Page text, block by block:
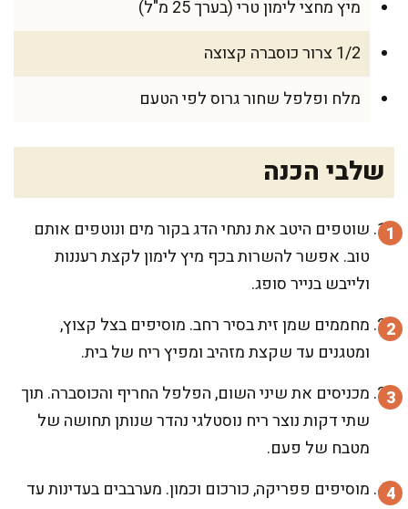
מיץ מחצי לימון טרי (בערך 25 מ"ל)
1/2 צרור כוסברה קצוצה
מלח ופלפל שחור גרוס לפי הטעם
שלבי הכנה
שוטפים היטב את נתחי הדג בקור מים ונוטפים אותם
טוב. אפשר להשרות בכף מיץ לימון לקצת רעננות
ולייבש בנייר סופג.
מחממים שמן זית בסיר רחב. מוסיפים בצל קצוץ,
ומטגנים עד שקצת מזהיב ומפיץ ריח של בית.
מכניסים את שיני השום, הפלפל החריף והכוסברה. תוך
שתי דקות נוצר ריח נוסטלגי נהדר שנותן תחושה של
מטבח של פעם.
מוסיפים פפריקה, כורכום וכמון. מערבבים בעדינות עד